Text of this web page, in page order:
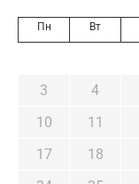
Пн Вт
3
4
10
11
17
18